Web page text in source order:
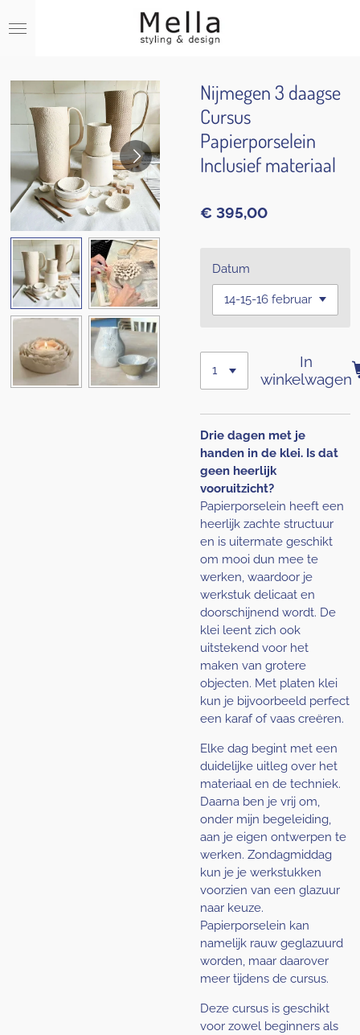
direct
hoofdinhoud
Nijmegen 3 daagse
Cursus
Papierporselein
Inclusief materiaal
€ 395,00
Datum
In
winkelwagen
Drie dagen met je
handen in de klei. Is dat
geen heerlijk
vooruitzicht?
Papierporselein heeft een
heerlijk zachte structuur
en is uitermate geschikt
om mooi dun mee te
werken, waardoor je
werkstuk delicaat en
doorschijnend wordt. De
klei leent zich ook
uitstekend voor het
maken van grotere
objecten. Met platen klei
kun je bijvoorbeeld perfect
een karaf of vaas creëren.
Elke dag begint met een
duidelijke uitleg over het
materiaal en de techniek.
Daarna ben je vrij om,
onder mijn begeleiding,
aan je eigen ontwerpen te
werken. Zondagmiddag
kun je je werkstukken
voorzien van een glazuur
naar keuze.
Papierporselein kan
namelijk rauw geglazuurd
worden, maar daarover
meer tijdens de cursus.
Deze cursus is geschikt
voor zowel beginners als